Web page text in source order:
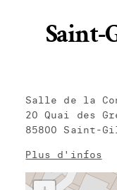
de la
Loire
Saint-
Salle de la
20 Quai des
85800 Saint-
Plus d'infos